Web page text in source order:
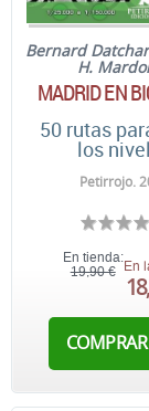
Bernard
H.
MADRID EN
50 rutas
los
Petirrojo.
En tienda:
19,90 € En
COMPRAR